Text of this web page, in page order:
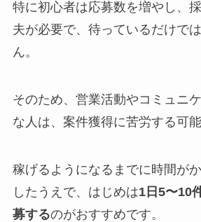
特に初心者は応募数を増やし、
夫が必要で、待っているだけで
ん。
そのため、営業活動やコミュニ
な人は、案件獲得に苦労する可
稼げるようになるまでに時間が
したうえで、はじめは1日5〜10
募するのがおすすめです。